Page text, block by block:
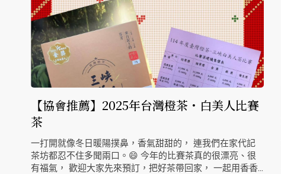
【協會推薦】2025年台灣橙茶・白美人比賽
茶
一打開就像冬日暖陽撲鼻，香氣甜甜的， 連我們在家代記
茶坊都忍不住多聞兩口。😄 今年的比賽茶真的很漂亮、很
有福氣， 歡迎大家先來預訂，把好茶帶回家， 一起用香香